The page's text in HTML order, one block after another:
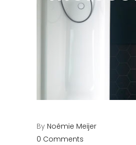
By Noémie Meijer
0 Comments